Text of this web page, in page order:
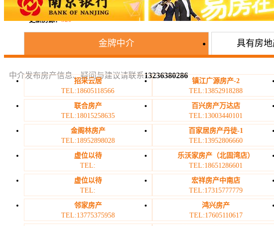
更新房源：520
中介发布房产信息、疑问与建议请联系13236380286
金牌中介 具有房
招采云居
TEL:18605118566
镇江广源房产-2
TEL:13852918288
联合房产
TEL:18015258635
百兴房产万达店
TEL:13003440101
金阁林房产
TEL:18952898028
百家居房产丹徒-1
TEL:13952806660
虚位以待
TEL:
乐沃家房产（北固湾店）
TEL:18651286601
虚位以待
TEL:
宏祥房产中南店
TEL:17315777779
邻家房产
TEL:13775375958
鸿兴房产
TEL:17605110617